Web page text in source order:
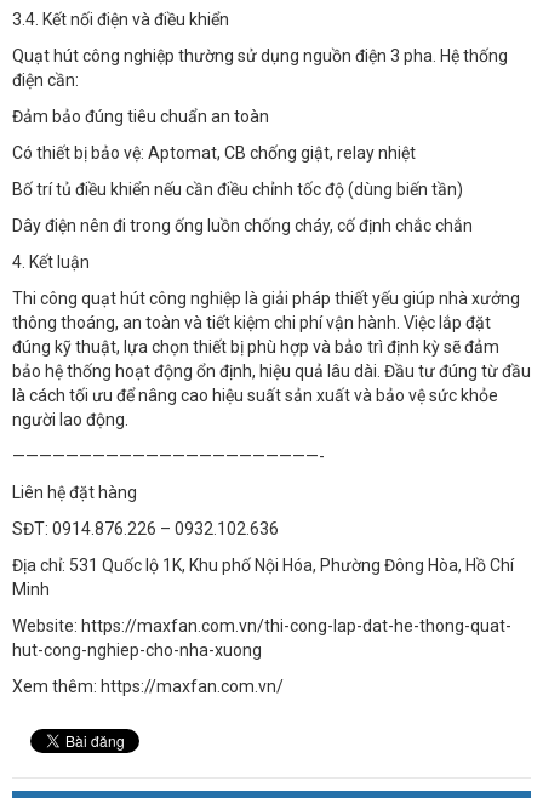
3.4. Kết nối điện và điều khiển
Quạt hút công nghiệp thường sử dụng nguồn điện 3 pha. Hệ thống
điện cần:
Đảm bảo đúng tiêu chuẩn an toàn
Có thiết bị bảo vệ: Aptomat, CB chống giật, relay nhiệt
Bố trí tủ điều khiển nếu cần điều chỉnh tốc độ (dùng biến tần)
Dây điện nên đi trong ống luồn chống cháy, cố định chắc chắn
4. Kết luận
Thi công quạt hút công nghiệp là giải pháp thiết yếu giúp nhà xưởng
thông thoáng, an toàn và tiết kiệm chi phí vận hành. Việc lắp đặt
đúng kỹ thuật, lựa chọn thiết bị phù hợp và bảo trì định kỳ sẽ đảm
bảo hệ thống hoạt động ổn định, hiệu quả lâu dài. Đầu tư đúng từ đầu
là cách tối ưu để nâng cao hiệu suất sản xuất và bảo vệ sức khỏe
người lao động.
———————————————————————-
Liên hệ đặt hàng
SĐT: 0914.876.226 – 0932.102.636
Địa chỉ: 531 Quốc lộ 1K, Khu phố Nội Hóa, Phường Đông Hòa, Hồ Chí
Minh
Website: https://maxfan.com.vn/thi-cong-lap-dat-he-thong-quat-
hut-cong-nghiep-cho-nha-xuong
Xem thêm: https://maxfan.com.vn/